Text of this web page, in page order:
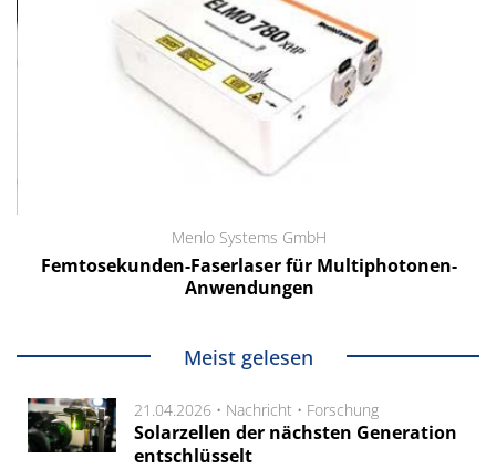
Menlo Systems GmbH
Femtosekunden-Faserlaser für Multiphotonen-
Anwendungen
Meist gelesen
21.04.2026 • Nachricht • Forschung
Solarzellen der nächsten Generation
entschlüsselt